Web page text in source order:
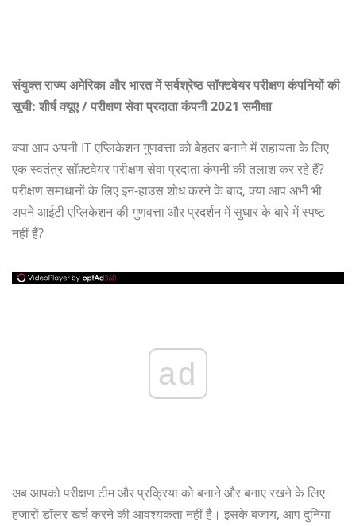
संयुक्त राज्य अमेरिका और भारत में सर्वश्रेष्ठ सॉफ्टवेयर परीक्षण कंपनियों की
सूची: शीर्ष क्यूए / परीक्षण सेवा प्रदाता कंपनी 2021 समीक्षा
क्या आप अपनी IT एप्लिकेशन गुणवत्ता को बेहतर बनाने में सहायता के लिए
एक स्वतंत्र सॉफ़्टवेयर परीक्षण सेवा प्रदाता कंपनी की तलाश कर रहे हैं?
परीक्षण समाधानों के लिए इन-हाउस शोध करने के बाद, क्या आप अभी भी
अपने आईटी एप्लिकेशन की गुणवत्ता और प्रदर्शन में सुधार के बारे में स्पष्ट
नहीं हैं?
ad
अब आपको परीक्षण टीम और प्रक्रिया को बनाने और बनाए रखने के लिए
हजारों डॉलर खर्च करने की आवश्यकता नहीं है। इसके बजाय, आप दुनिया